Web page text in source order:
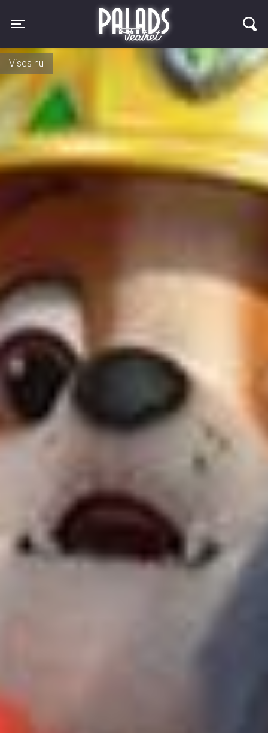
Toggle navigation
Palads Teatret
Vises igen d. 27. august